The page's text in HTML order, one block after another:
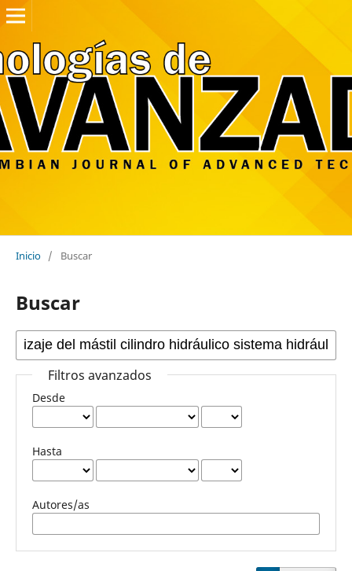
Inicio / Buscar
Buscar
Filtros avanzados
Desde
Hasta
Autores/as